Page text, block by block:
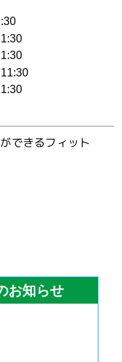
11:30
できるフィット
お知らせ